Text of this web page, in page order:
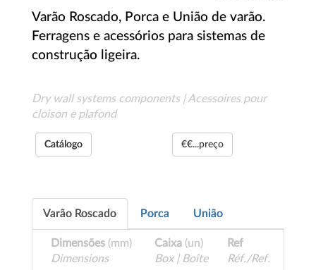
Varão Roscado, Porca e União de varão.
Ferragens e acessórios para sistemas de
construção ligeira.
Dry wall systems components | Acessoires pour
cloison e plafond
Catálogo €€...preço
Varão Roscado Porca União
Dimensões (mm)
Dimensions
Caixa (un)
Box | Boîte
Ref
Réf./Ref.